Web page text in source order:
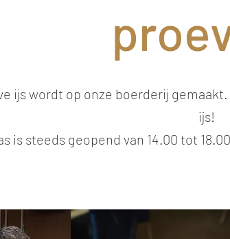
ijs wordt op onze boerderij
ijs!
is steeds geopend van 14.00 tot